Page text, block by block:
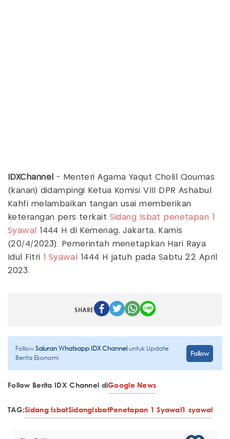
IDXChannel - Menteri Agama Yaqut Cholil Qoumas
(kanan) didampingi Ketua Komisi VIII DPR Ashabul
Kahfi melambaikan tangan usai memberikan
keterangan pers terkait Sidang Isbat penetapan 1
Syawal
1444 H di Kemenag, Jakarta, Kamis
(20/4/2023). Pemerintah menetapkan Hari Raya
Idul Fitri
1 Syawal
1444 H jatuh pada Sabtu 22 April
2023.
SHARE
FollowSaluran Whatsapp IDX Channeluntuk Update
Berita Ekonomi
Follow
Follow Berita IDX Channel diGoogle News
TAG:Sidang IsbatSidangIsbatPenetapan 1 Syawal1 syawal